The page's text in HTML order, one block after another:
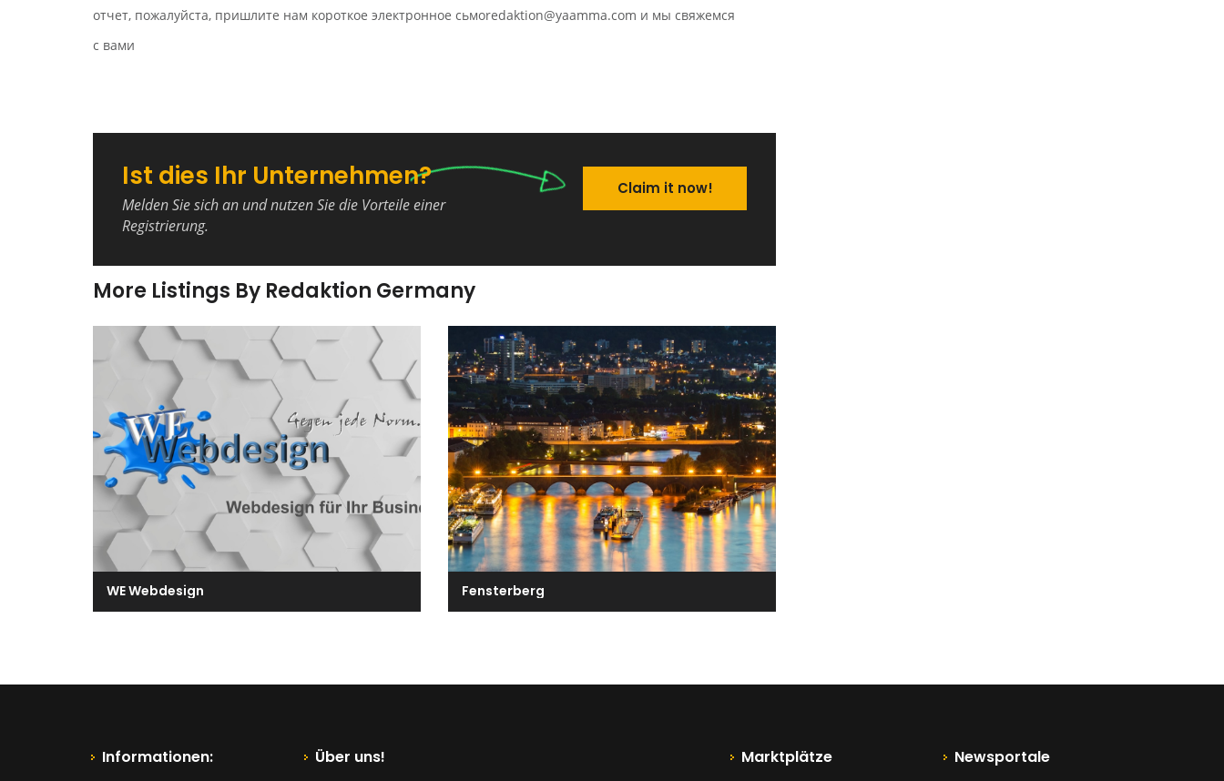
отчет, пожалуйста, пришлите нам короткое электронное сьмоredaktion@yaamma.com и мы свяжемся
с вами
Ist dies Ihr Unternehmen?
Melden Sie sich an und nutzen Sie die Vorteile einer
Registrierung.
Claim it now!
More Listings By Redaktion Germany
WE Webdesign Fensterberg
Informationen: Über uns! Marktplätze Newsportale